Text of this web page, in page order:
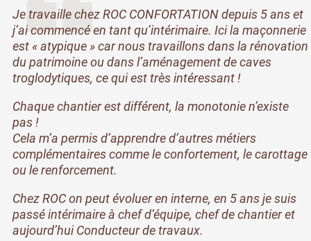
Je travaille chez ROC CONFORTATION depuis 5 ans et
j’ai commencé en tant qu’intérimaire. Ici la maçonnerie
est « atypique » car nous travaillons dans la rénovation
du patrimoine ou dans l’aménagement de caves
troglodytiques, ce qui est très intéressant !
Chaque chantier est différent, la monotonie n’existe
pas !
Cela m’a permis d’apprendre d’autres métiers
complémentaires comme le confortement, le carottage
ou le renforcement.
Chez ROC on peut évoluer en interne, en 5 ans je suis
passé intérimaire à chef d’équipe, chef de chantier et
aujourd’hui Conducteur de travaux.